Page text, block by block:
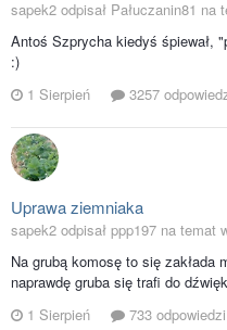
sapek2 odpisał Pałuczanin81 na
Antoś Szprycha kiedyś śpiewał,
:)
1 Sierpień
3257
Uprawa ziemniaka
sapek2 odpisał ppp197 na temat
Na grubą komosę to się zakłada
naprawdę gruba się trafi do
1 Sierpień
733 odpowiedzi